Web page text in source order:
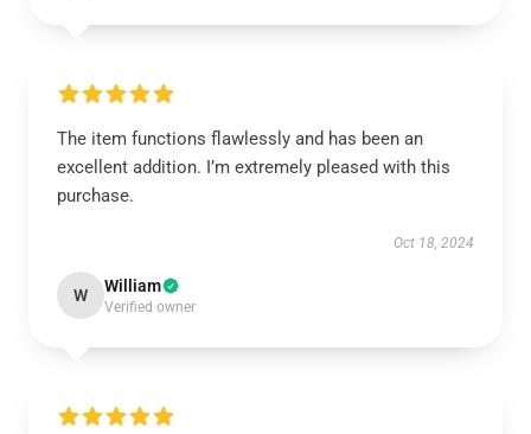
The item functions flawlessly and has been an
excellent addition. I’m extremely pleased with this
purchase.
Oct 18, 2024
W William
Verified owner